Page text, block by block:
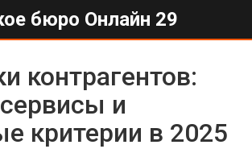
бюро Онлайн 29
контрагентов:
и
критерии в 2025